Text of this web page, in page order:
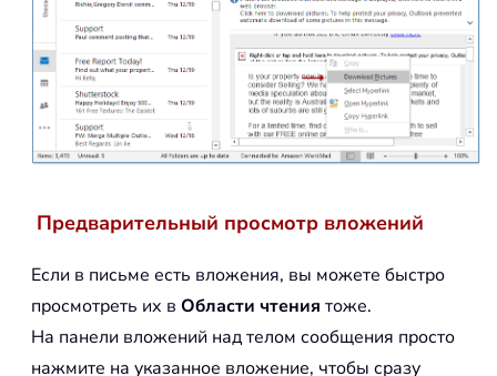
Предварительный просмотр вложений
Если в письме есть вложения, вы можете быстро
просмотреть их в Области чтения тоже.
На панели вложений над телом сообщения просто
нажмите на указанное вложение, чтобы сразу